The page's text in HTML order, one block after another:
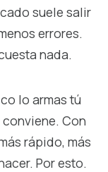
suele salir
errores.
nada.
lo armas tú
Con
rápido, más
Por esto.